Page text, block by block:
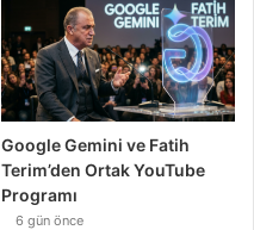
Google Gemini ve Fatih
Terim’den Ortak YouTube
Programı
6 gün önce